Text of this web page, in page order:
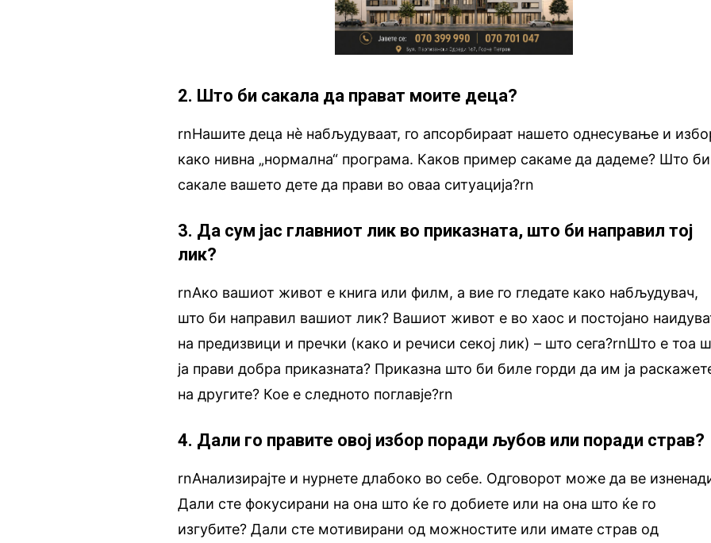
2. Што би сакала да прават моите деца?
rnНашите деца нè набљудуваат, го апсорбираат нашето однесување и
како нивна „нормална“ програма. Каков пример сакаме да дадеме? Што би
сакале вашето дете да прави во оваа ситуација?rn
3. Да сум јас главниот лик во приказната, што би направил тој
лик?
rnАко вашиот живот е книга или филм, а вие го гледате како набљудувач,
што би направил вашиот лик? Вашиот живот е во хаос и постојано
на предизвици и пречки (како и речиси секој лик) – што сега?rnШто е тоа
ја прави добра приказната? Приказна што би биле горди да им ја
на другите? Кое е следното поглавје?rn
4. Дали го правите овој избор поради љубов или поради страв?
rnАнализирајте и нурнете длабоко во себе. Одговорот може да ве
Дали сте фокусирани на она што ќе го добиете или на она што ќе го
изгубите? Дали сте мотивирани од можностите или имате страв од